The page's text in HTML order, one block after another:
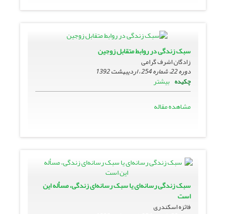
سبک زندگی در روابط متقابل زوجین
زادگان اشرف گرامی
دوره 22، شماره 254 ، اردیبهشت 1392
چکیده بیشتر
مشاهده مقاله
سبک زندگی رسانه‌ای یا سبک رسانه‌ای زندگی، مسأله این
است
فائزه اسکندری